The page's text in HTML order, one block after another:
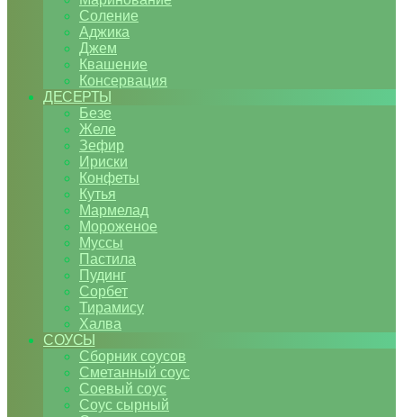
Соление
Аджика
Джем
Квашение
Консервация
ДЕСЕРТЫ
Безе
Желе
Зефир
Ириски
Конфеты
Кутья
Мармелад
Мороженое
Муссы
Пастила
Пудинг
Сорбет
Тирамису
Халва
СОУСЫ
Сборник соусов
Сметанный соус
Соевый соус
Соус сырный